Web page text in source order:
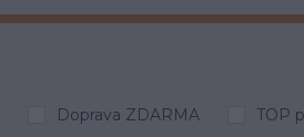
Doprava ZDARMA TOP